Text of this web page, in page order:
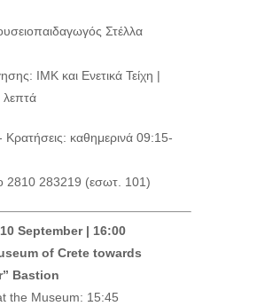
Στέλλα
ΙΜΚ και Ενετικά Τείχη |
λεπτά
Κρατήσεις: καθημερινά 09:15-
2810 283219 (εσωτ. 101)
September | 16:00
of Crete towards
Bastion
the Museum: 15:45